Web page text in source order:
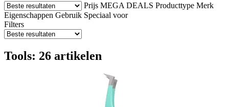
Prijs MEGA DEALS Producttype Merk
Eigenschappen Gebruik Speciaal voor
Filters
Tools: 26 artikelen